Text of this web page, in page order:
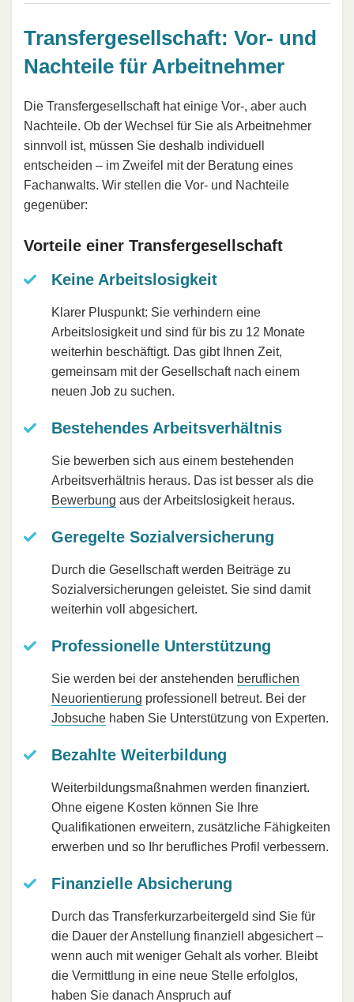
Transfergesellschaft: Vor- und
Nachteile für Arbeitnehmer
Die Transfergesellschaft hat einige Vor-, aber auch
Nachteile. Ob der Wechsel für Sie als Arbeitnehmer
sinnvoll ist, müssen Sie deshalb individuell
entscheiden – im Zweifel mit der Beratung eines
Fachanwalts. Wir stellen die Vor- und Nachteile
gegenüber:
Vorteile einer Transfergesellschaft
Keine Arbeitslosigkeit
Klarer Pluspunkt: Sie verhindern eine
Arbeitslosigkeit und sind für bis zu 12 Monate
weiterhin beschäftigt. Das gibt Ihnen Zeit,
gemeinsam mit der Gesellschaft nach einem
neuen Job zu suchen.
Bestehendes Arbeitsverhältnis
Sie bewerben sich aus einem bestehenden
Arbeitsverhältnis heraus. Das ist besser als die
Bewerbung aus der Arbeitslosigkeit heraus.
Geregelte Sozialversicherung
Durch die Gesellschaft werden Beiträge zu
Sozialversicherungen geleistet. Sie sind damit
weiterhin voll abgesichert.
Professionelle Unterstützung
Sie werden bei der anstehenden beruflichen
Neuorientierung professionell betreut. Bei der
Jobsuche haben Sie Unterstützung von Experten.
Bezahlte Weiterbildung
Weiterbildungsmaßnahmen werden finanziert.
Ohne eigene Kosten können Sie Ihre
Qualifikationen erweitern, zusätzliche Fähigkeiten
erwerben und so Ihr berufliches Profil verbessern.
Finanzielle Absicherung
Durch das Transferkurzarbeitergeld sind Sie für
die Dauer der Anstellung finanziell abgesichert –
wenn auch mit weniger Gehalt als vorher. Bleibt
die Vermittlung in eine neue Stelle erfolglos,
haben Sie danach Anspruch auf